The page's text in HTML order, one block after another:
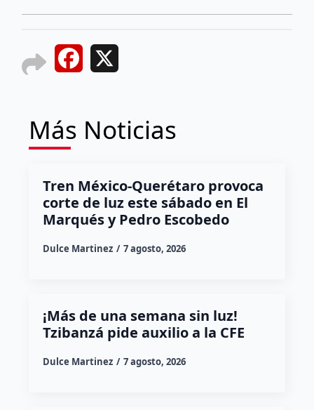
Facebook
Más Noticias
Tren México-Querétaro provoca
corte de luz este sábado en El
Marqués y Pedro Escobedo
Dulce Martinez 7 agosto, 2026
¡Más de una semana sin luz!
Tzibanzá pide auxilio a la CFE
Dulce Martinez 7 agosto, 2026